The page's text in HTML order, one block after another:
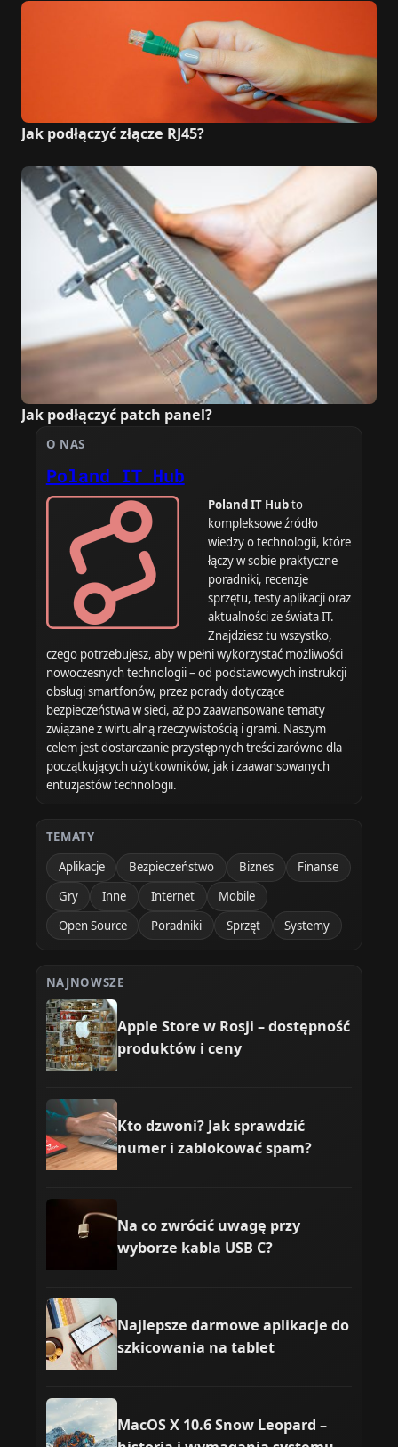
Jak podłączyć złącze RJ45?
Jak podłączyć patch panel?
O NAS
Poland IT Hub
Poland IT Hubto
kompleksowe źródło
wiedzy o technologii, które
łączy w sobie praktyczne
poradniki, recenzje
sprzętu, testy aplikacji oraz
aktualności ze świata IT.
Znajdziesz tu wszystko,
czego potrzebujesz, aby w pełni wykorzystać możliwości
nowoczesnych technologii – od podstawowych instrukcji
obsługi smartfonów, przez porady dotyczące
bezpieczeństwa w sieci, aż po zaawansowane tematy
związane z wirtualną rzeczywistością i grami. Naszym
celem jest dostarczanie przystępnych treści zarówno dla
początkujących użytkowników, jak i zaawansowanych
entuzjastów technologii.
TEMATY
Aplikacje
Bezpieczeństwo Biznes
Finanse
Gry
Inne Internet
Mobile
Open Source
Poradniki Sprzęt Systemy
NAJNOWSZE
Apple Store w Rosji – dostępność
produktów i ceny
Kto dzwoni? Jak sprawdzić
numer i zablokować spam?
Na co zwrócić uwagę przy
wyborze kabla USB C?
Najlepsze darmowe aplikacje do
szkicowania na tablet
MacOS X 10.6 Snow Leopard –